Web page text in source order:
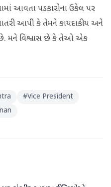
આવતા પડકારોના ઉકેલ પર
આપી કે તેમને કાયદાકીય અને
છે. મને વિશ્વાસ છે કે તેઓ એક
#Vice President